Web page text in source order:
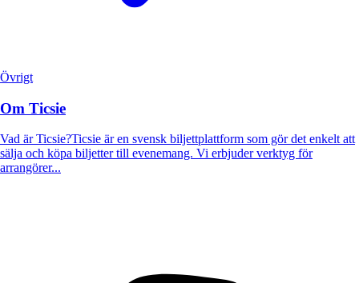
Övrigt
Om Ticsie
Vad är Ticsie?Ticsie är en svensk biljettplattform som gör det enkelt att
sälja och köpa biljetter till evenemang. Vi erbjuder verktyg för
arrangörer...